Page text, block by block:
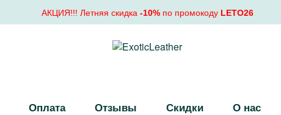
АКЦИЯ!!! Летняя скидка -10%по промокоду LETO26
Оплата Отзывы Скидки О нас